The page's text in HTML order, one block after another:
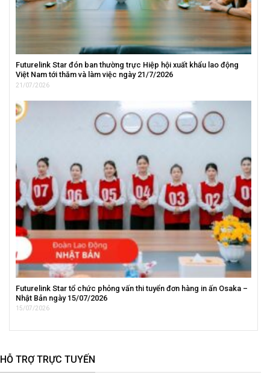
Futurelink Star đón ban thường trực Hiệp hội xuất khẩu lao động
Việt Nam tới thăm và làm việc ngày 21/7/2026
21/07/2026
Futurelink Star tổ chức phỏng vấn thi tuyển đơn hàng in ấn Osaka –
Nhật Bản ngày 15/07/2026
15/07/2026
HỖ TRỢ TRỰC TUYẾN